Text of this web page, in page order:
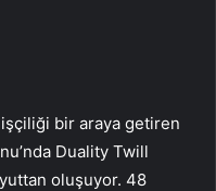
işçiliği bir araya getiren
Duality Twill
oluşuyor. 48